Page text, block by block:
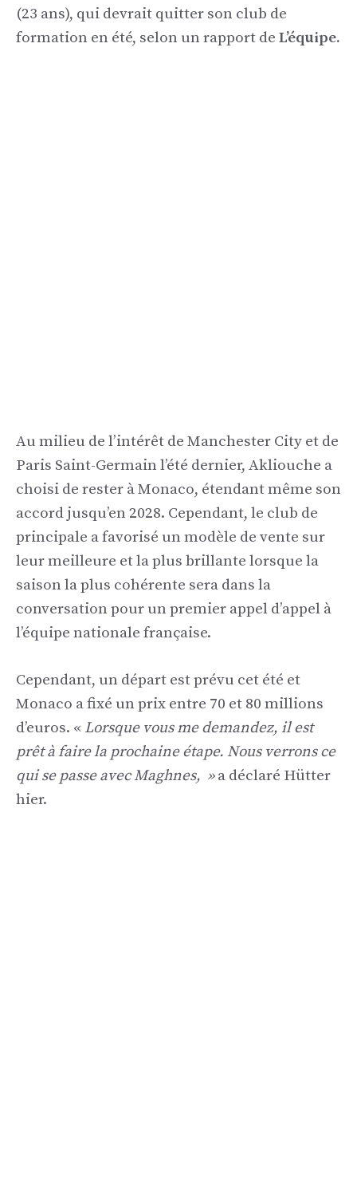
(23 ans), qui devrait quitter son club de
formation en été, selon un rapport de L’équipe.
Au milieu de l’intérêt de Manchester City et de
Paris Saint-Germain l’été dernier, Akliouche a
choisi de rester à Monaco, étendant même son
accord jusqu’en 2028. Cependant, le club de
principale a favorisé un modèle de vente sur
leur meilleure et la plus brillante lorsque la
saison la plus cohérente sera dans la
conversation pour un premier appel d’appel à
l’équipe nationale française.
Cependant, un départ est prévu cet été et
Monaco a fixé un prix entre 70 et 80 millions
d’euros. « Lorsque vous me demandez, il est
prêt à faire la prochaine étape. Nous verrons ce
qui se passe avec Maghnes, »a déclaré Hütter
hier.